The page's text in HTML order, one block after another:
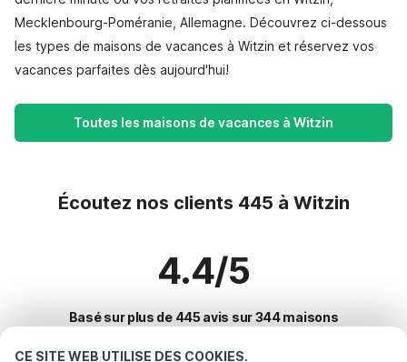
CE SITE WEB UTILISE DES COOKIES.
Mecklenbourg-Poméranie, Allemagne. Découvrez ci-dessous
les types de maisons de vacances à Witzin et réservez vos
vacances parfaites dès aujourd'hui!
Toutes les maisons de vacances à Witzin
Écoutez nos clients 445 à Witzin
4.4/5
Basé sur plus de 445 avis sur 344 maisons